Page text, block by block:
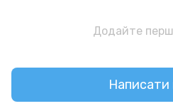
Додайте
Написати